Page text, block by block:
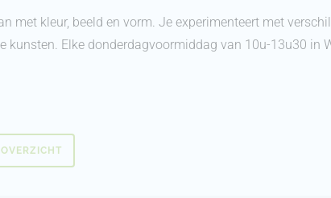
met kleur, beeld en vorm. Je experimenteert met
kunsten. Elke donderdagvoormiddag van 10u-13u30 in
OVERZICHT